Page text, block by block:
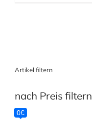
Artikel filtern
nach Preis filtern
0€